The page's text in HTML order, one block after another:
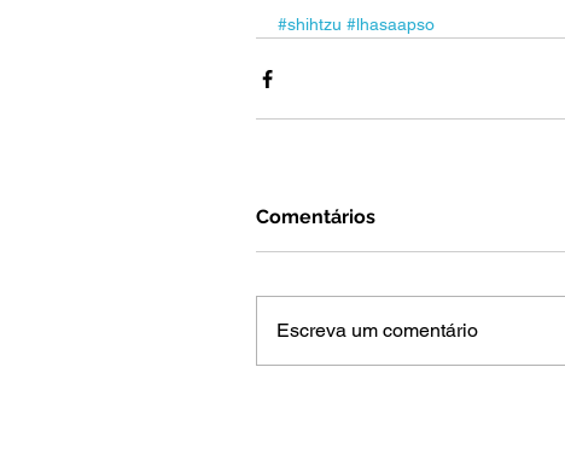
#shihtzu #lhasaapso
Comentários
Escreva um comentário